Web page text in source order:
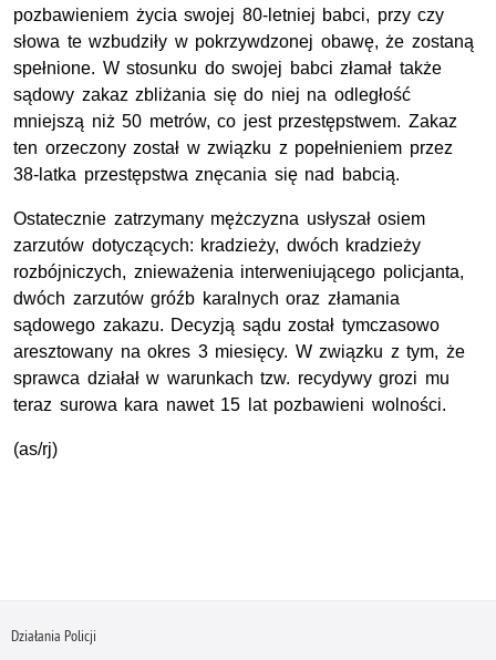
pozbawieniem życia swojej 80-letniej babci, przy czy
słowa te wzbudziły w pokrzywdzonej obawę, że zostaną
spełnione. W stosunku do swojej babci złamał także
sądowy zakaz zbliżania się do niej na odległość
mniejszą niż 50 metrów, co jest przestępstwem. Zakaz
ten orzeczony został w związku z popełnieniem przez
38-latka przestępstwa znęcania się nad babcią.
Ostatecznie zatrzymany mężczyzna usłyszał osiem
zarzutów dotyczących: kradzieży, dwóch kradzieży
rozbójniczych, znieważenia interweniującego policjanta,
dwóch zarzutów gróźb karalnych oraz złamania
sądowego zakazu. Decyzją sądu został tymczasowo
aresztowany na okres 3 miesięcy. W związku z tym, że
sprawca działał w warunkach tzw. recydywy grozi mu
teraz surowa kara nawet 15 lat pozbawieni wolności.
(as/rj)
Działania Policji